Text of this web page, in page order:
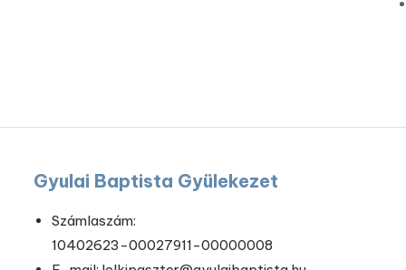
Gyulai Baptista Gyülekezet
Számlaszám:
10402623-00027911-00000008